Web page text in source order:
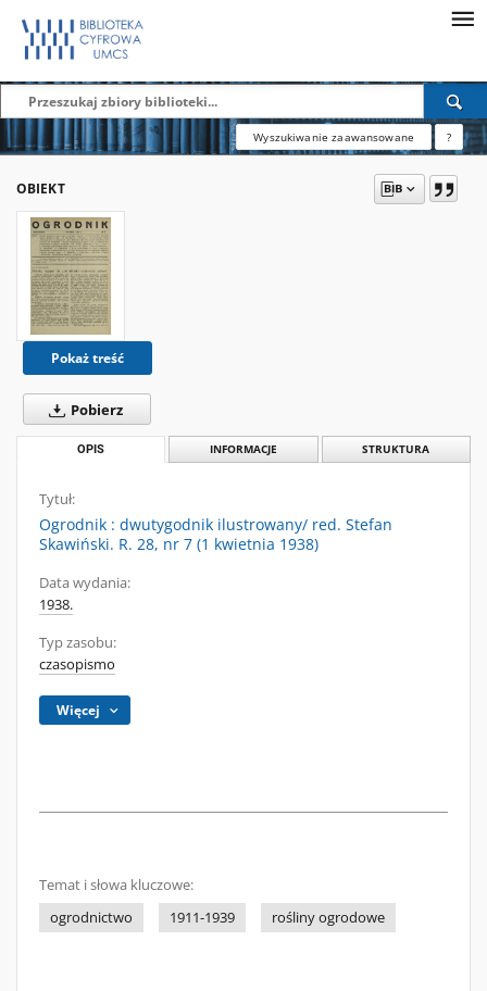
Wyszukiwanie zaawansowane ?
OBIEKT
Pokaż treść
Pobierz
OPIS INFORMACJE STRUKTURA
Tytuł:
Ogrodnik : dwutygodnik ilustrowany/ red. Stefan
Skawiński. R. 28, nr 7 (1 kwietnia 1938)
Data wydania:
1938.
Typ zasobu:
czasopismo
Więcej
Temat i słowa kluczowe:
ogrodnictwo
1911-1939 rośliny ogrodowe